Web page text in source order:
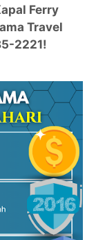
Ferry
Travel
2221!